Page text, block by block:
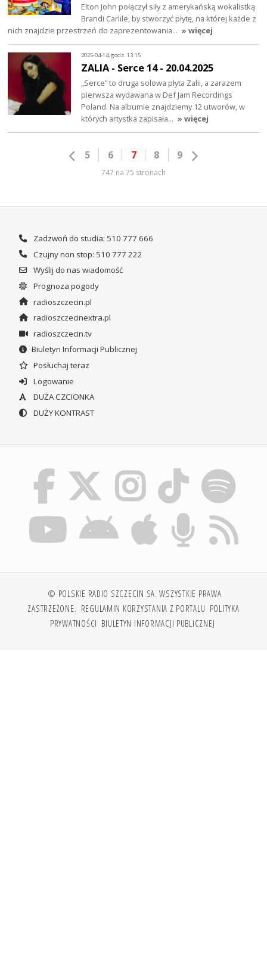
Elton John połączył siły z amerykańską wokalistką
Brandi Carlile, by stworzyć płytę, na której każde z
nich znajdzie przestrzeń do zaprezentowania… » więcej
2025-04-14, godz. 13:15
ZALIA - Serce 14 - 20.04.2025
„Serce” to druga solowa płyta Zalii, a zarazem
pierwsza wydawana w Def Jam Recordings
Poland. Na albumie znajdziemy 12 utworów, w
których artystka zapisała… » więcej
5 6 7 8 9
747 na 75 stronach
Zadzwoń do studia: 510 777 666
Czujny non stop: 510 777 222
Wyślij do nas wiadomość
Prognoza pogody
radioszczecin.pl
radioszczecinextra.pl
radioszczecin.tv
Biuletyn Informacji Publicznej
Posłuchaj teraz
Logowanie
DUŻA CZCIONKA
DUŻY KONTRAST
© POLSKIE RADIO SZCZECIN SA. WSZYSTKIE PRAWA
ZASTRZEŻONE. REGULAMIN KORZYSTANIA Z PORTALU POLITYKA
PRYWATNOŚCI BIULETYN INFORMACJI PUBLICZNEJ